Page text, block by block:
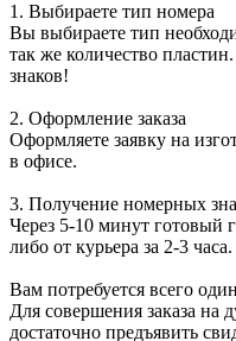
1. Выбираете тип номера
Вы выбираете тип
так же количество пластин.
знаков!
2. Оформление заказа
Оформляете заявку на
в офисе.
3. Получение номерных
Через 5-10 минут готовый
либо от курьера за 2-3 часа.
Вам потребуется всего
Для совершения заказа на
достаточно предъявить